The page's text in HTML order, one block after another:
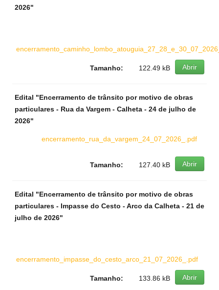
2026"
Abrir
Tamanho: 122.49 kB
Edital "Encerramento de trânsito por motivo de obras
particulares - Rua da Vargem - Calheta - 24 de julho de
2026"
encerramento_rua_da_vargem_24_07_2026_.pdf
Abrir
Tamanho: 127.40 kB
Edital "Encerramento de trânsito por motivo de obras
particulares - Impasse do Cesto - Arco da Calheta - 21 de
julho de 2026"
encerramento_impasse_do_cesto_arco_21_07_2026_.pdf
Abrir
Tamanho: 133.86 kB